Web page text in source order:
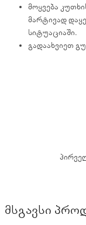
მოყვება
მარტივად
სიტუაციაში.
გადაახვიეთ
მსგავსი